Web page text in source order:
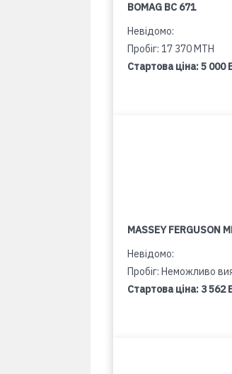
BOMAG BC 671
Невідомо:
Пробіг: 17 370 MTH
Стартова ціна:5 000
MASSEY FERGUSON
Невідомо:
Пробіг: Неможливо
Стартова ціна: 3 562